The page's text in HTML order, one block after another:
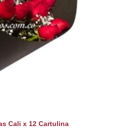
Cali x 12 Cartulina